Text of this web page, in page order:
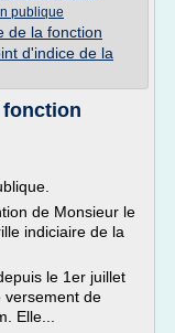
publique
de la fonction
d'indice de la
de Monsieur le
indiciaire de la
le 1er juillet
versement de
Elle...